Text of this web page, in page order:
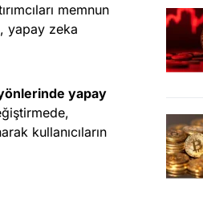
memnun
yapay zeka
yapay
kullanıcıların